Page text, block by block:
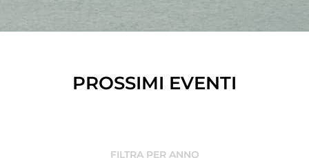
PROSSIMI EVENTI
FILTRA PER ANNO